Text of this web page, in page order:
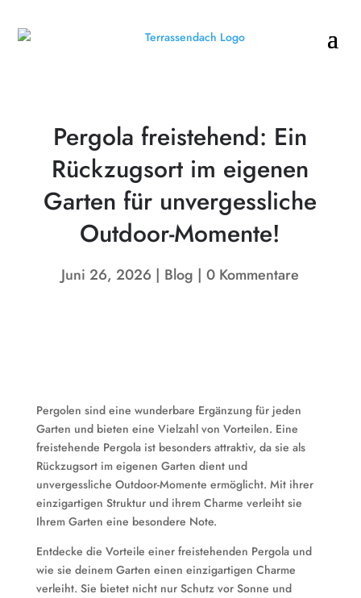
Pergola freistehend: Ein
Rückzugsort im eigenen
Garten für unvergessliche
Outdoor-Momente!
Juni 26, 2026 Blog 0 Kommentare
Pergolen sind eine wunderbare Ergänzung für jeden
Garten und bieten eine Vielzahl von Vorteilen. Eine
freistehende Pergola ist besonders attraktiv, da sie als
Rückzugsort im eigenen Garten dient und
unvergessliche Outdoor-Momente ermöglicht. Mit ihrer
einzigartigen Struktur und ihrem Charme verleiht sie
Ihrem Garten eine besondere Note.
Entdecke die Vorteile einer freistehenden Pergola und
wie sie deinem Garten einen einzigartigen Charme
verleiht. Sie bietet nicht nur Schutz vor Sonne und